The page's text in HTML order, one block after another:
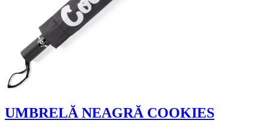
UMBRELĂ NEAGRĂ COOKIES